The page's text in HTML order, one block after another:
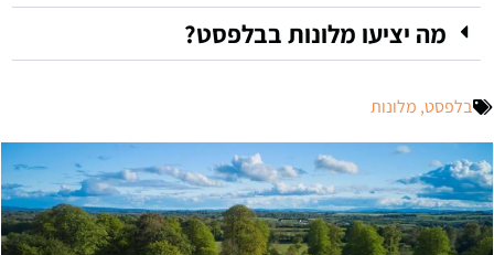
מה יציעו מלונות בבלפסט?
בלפסט, מלונות